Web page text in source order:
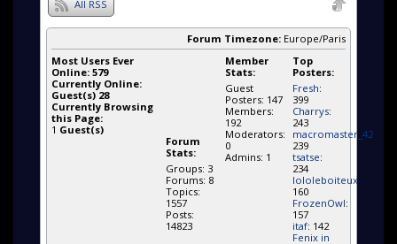
All RSS
Forum Timezone: Europe/Paris
Most Users Ever
Online: 579
Currently Online:
Guest(s) 28
Currently Browsing
this Page:
1 Guest(s)
Top
Posters:
Fresh:
399
Charrys:
243
macromaster_42:
239
tsatse:
234
lololeboiteux:
160
FrozenOwl:
157
itaf: 142
Fenix in
Member
Stats:
Guest
Posters: 147
Members:
192
Moderators:
0
Admins: 1
Forum
Stats:
Groups: 3
Forums: 8
Topics:
1557
Posts:
14823